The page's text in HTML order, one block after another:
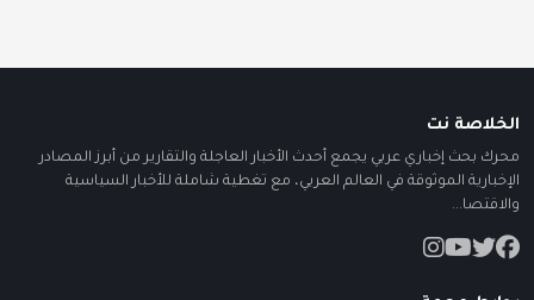
الخلاصة نت
محرك بحث إخباري عربي يجمع أحدث الأخبار العاجلة والتقارير من أبرز المصادر
الإخبارية الموثوقة في العالم العربي، مع تغطية شاملة للأخبار السياسية
والاقتصا...